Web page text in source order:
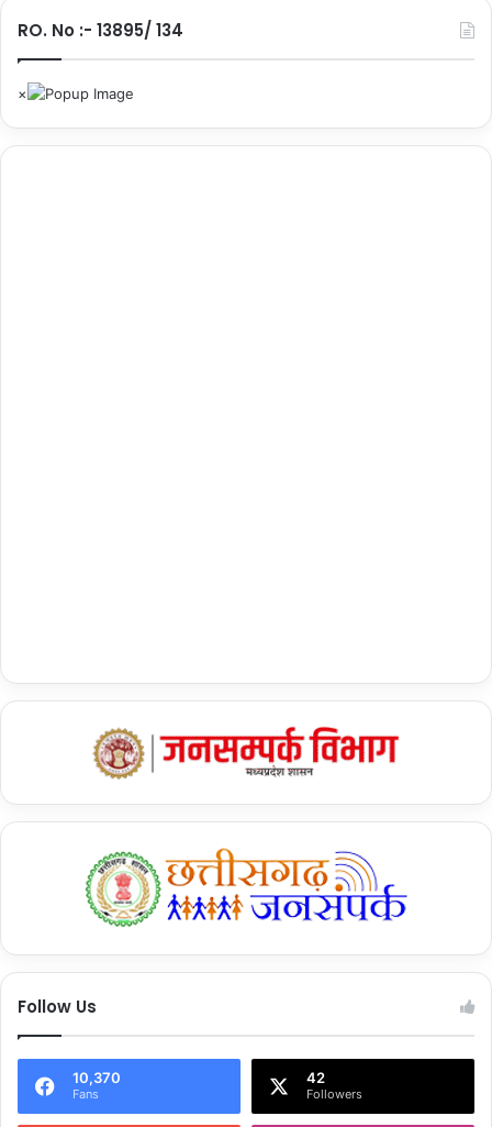
.RO. No :- 13895/ 134
Follow Us
10,370
Fans
42
Followers